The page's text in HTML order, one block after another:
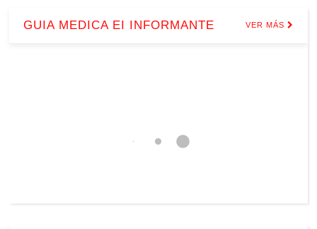
GUIA MEDICA EI INFORMANTE VER MÁS